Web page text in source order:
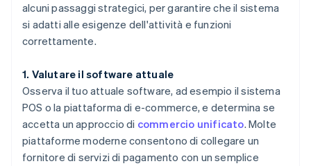
alcuni passaggi strategici, per garantire che il sistema
si adatti alle esigenze dell'attività e funzioni
correttamente.
1. Valutare il software attuale
Osserva il tuo attuale software, ad esempio il sistema
POS o la piattaforma di e-commerce, e determina se
accetta un approccio di commercio unificato. Molte
piattaforme moderne consentono di collegare un
fornitore di servizi di pagamento con un semplice